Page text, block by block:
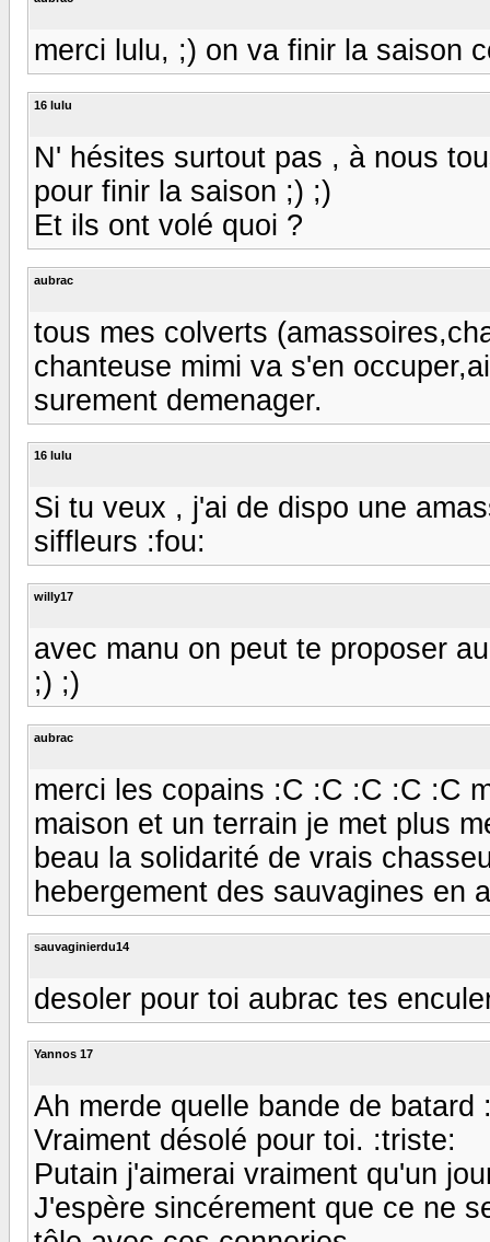
merci lulu, ;) on va finir la saison
16 lulu
N' hésites surtout pas , à nous
pour finir la saison ;) ;)
Et ils ont volé quoi ?
aubrac
tous mes colverts
chanteuse mimi va s'en
surement demenager.
16 lulu
Si tu veux , j'ai de dispo une
siffleurs :fou:
willy17
avec manu on peut te proposer
;) ;)
aubrac
merci les copains :C :C :C :C :C
maison et un terrain je met plus
beau la solidarité de vrais
hebergement des sauvagines en
sauvaginierdu14
desoler pour toi aubrac tes
Yannos 17
Ah merde quelle bande de batard
Vraiment désolé pour toi. :triste:
Putain j'aimerai vraiment qu'un
J'espère sincérement que ce ne